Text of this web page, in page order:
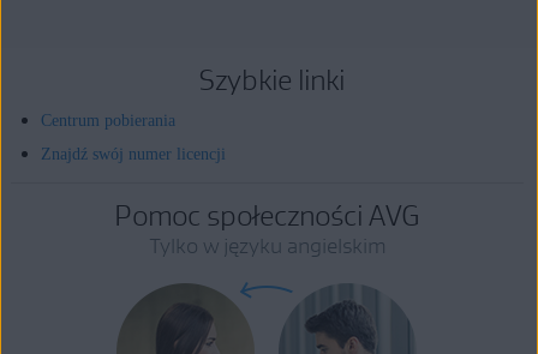
Szybkie linki
Centrum pobierania
Znajdź swój numer licencji
Pomoc społeczności AVG
Tylko w języku angielskim